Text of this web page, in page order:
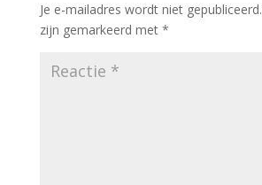
Je e-mailadres wordt niet gepubliceerd.
zijn gemarkeerd met *